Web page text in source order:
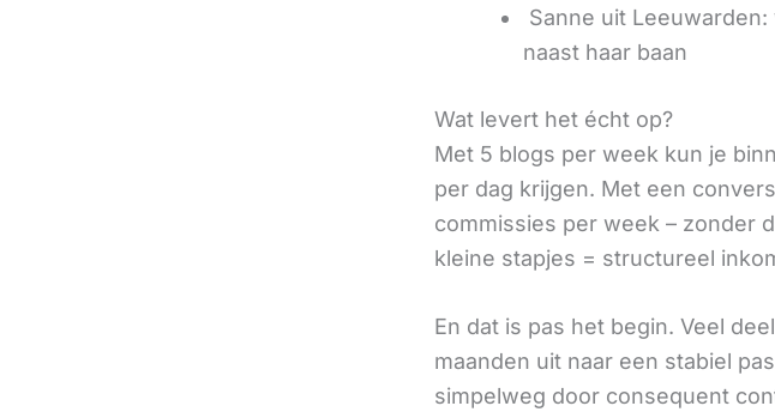
Sanne uit
naast haar baan
Wat levert het écht op?
Met 5 blogs per week kun je
per dag krijgen. Met een
commissies per week – zonder
kleine stapjes = structureel
En dat is pas het begin. Veel
maanden uit naar een stabiel
simpelweg door consequent